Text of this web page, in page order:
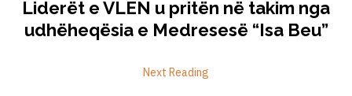
Liderët e VLEN u pritën në takim nga
udhëheqësia e Medresesë “Isa Beu”
Next Reading